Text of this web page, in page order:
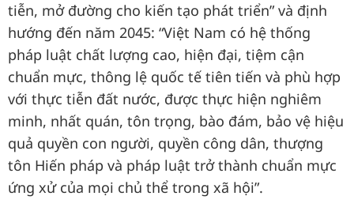
tiễn, mở đường cho kiến tạo phát triển” và định
hướng đến năm 2045: “Việt Nam có hệ thống
pháp luật chất lượng cao, hiện đại, tiệm cận
chuẩn mực, thông lệ quốc tế tiên tiến và phù hợp
với thực tiễn đất nước, được thực hiện nghiêm
minh, nhất quán, tôn trọng, bào đám, bảo vệ hiệu
quả quyền con người, quyền công dân, thượng
tôn Hiến pháp và pháp luật trở thành chuẩn mực
ứng xử của mọi chủ thể trong xã hội”.